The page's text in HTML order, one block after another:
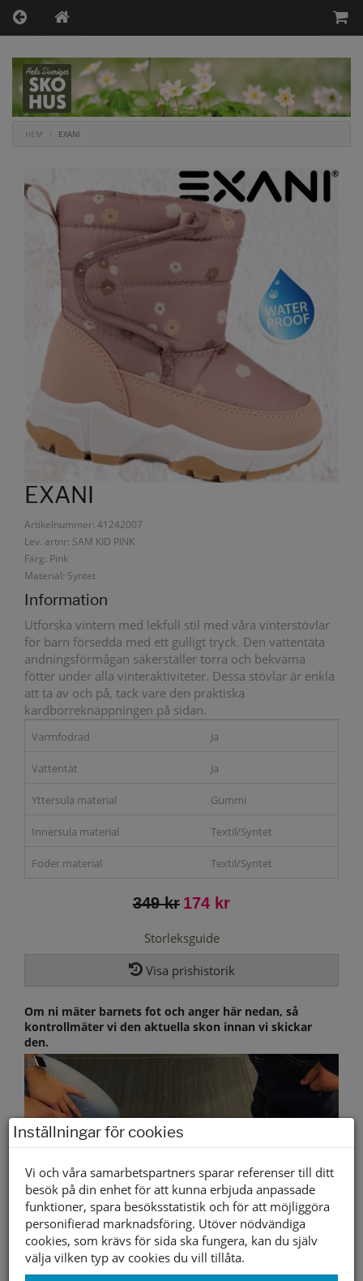
HEM EXANI
EXANI
Artikelnummer: 41242007
Lev. artnr: SAM KID PINK
Färg: Pink
Material: Syntet
Information
Utforska vintern med lekfull stil med våra vinterstövlar
för barn försedda med ett gulligt tryck. Den vattentäta
andningsförmågan säkerställer torra och bekväma
fötter under alla vinteraktiviteter. Dessa stövlar är enkla
att ta av och på, tack vare den praktiska
kardborreknäppningen på sidan.
Varmfodrad Ja
Vattentät Ja
Yttersula material Gummi
Innersula material Textil/Syntet
Foder material Textil/Syntet
349 kr 174 kr
Storleksguide
Visa prishistorik
Om ni mäter barnets fot och anger här nedan, så
kontrollmäter vi den aktuella skon innan vi skickar
den.
Inställningar för cookies
Vi och våra samarbetspartners sparar referenser till ditt
besök på din enhet för att kunna erbjuda anpassade
funktioner, spara besöksstatistik och för att möjliggöra
personifierad marknadsföring. Utöver nödvändiga
cookies, som krävs för sida ska fungera, kan du själv
välja vilken typ av cookies du vill tillåta.